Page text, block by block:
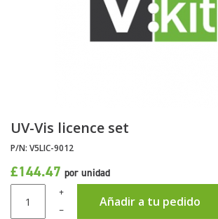
UV-Vis licence set
P/N: V5LIC-9012
£144.47 por unidad
+
Añadir a tu pedido
–